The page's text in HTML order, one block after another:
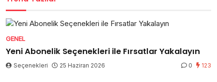
GENEL
Yeni Abonelik Seçenekleri ile Fırsatlar Yakalayın
Seçenekleri 25 Haziran 2026 0 123